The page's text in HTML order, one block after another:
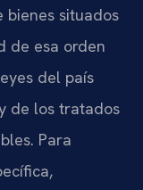
situados
de esa orden
del país
de los tratados
Para